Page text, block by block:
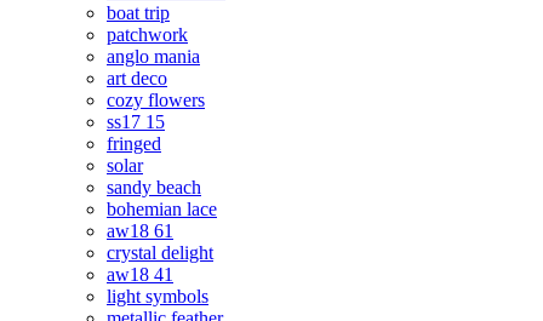
boat trip
patchwork
anglo mania
art deco
cozy flowers
ss17 15
fringed
solar
sandy beach
bohemian lace
aw18 61
crystal delight
aw18 41
light symbols